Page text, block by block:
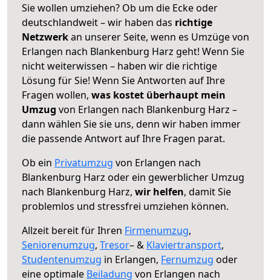
Sie wollen umziehen? Ob um die Ecke oder
deutschlandweit – wir haben das richtige
Netzwerkan unserer Seite, wenn es Umzüge von
Erlangen nach Blankenburg Harz geht! Wenn Sie
nicht weiterwissen – haben wir die richtige
Lösung für Sie! Wenn Sie Antworten auf Ihre
Fragen wollen, was kostet überhaupt mein
Umzug von Erlangen nach Blankenburg Harz –
dann wählen Sie sie uns, denn wir haben immer
die passende Antwort auf Ihre Fragen parat.
Ob ein Privatumzug von Erlangen nach
Blankenburg Harz oder ein gewerblicher Umzug
nach Blankenburg Harz, wir helfen, damit Sie
problemlos und stressfrei umziehen können.
Allzeit bereit für Ihren Firmenumzug,
Seniorenumzug, Tresor– & Klaviertransport,
Studentenumzug in Erlangen, Fernumzug oder
eine optimale Beiladung von Erlangen nach